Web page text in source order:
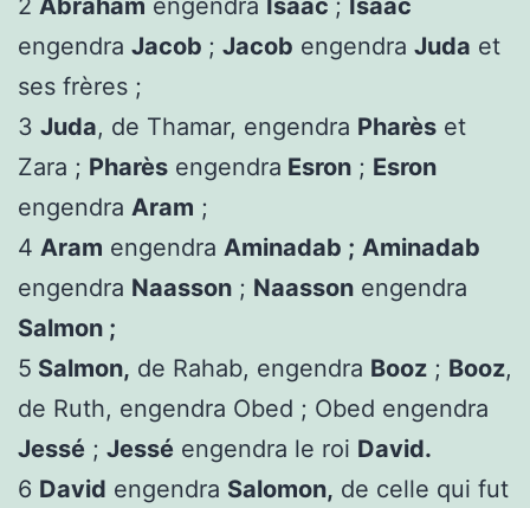
engendra Jacob ; Jacob engendra Juda et
ses frères ;
3 Juda, de Thamar, engendra Pharès et
Zara ; Pharès engendra Esron ; Esron
engendra Aram ;
4 Aram engendra Aminadab ; Aminadab
engendra Naasson ; Naasson engendra
Salmon ;
5 Salmon, de Rahab, engendra Booz ; Booz,
de Ruth, engendra Obed ; Obed engendra
Jessé ; Jessé engendra le roi David.
6 David engendra Salomon, de celle qui fut